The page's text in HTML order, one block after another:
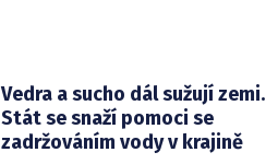
Vedra a sucho dál sužují zemi.
Stát se snaží pomoci se
zadržováním vody v krajině